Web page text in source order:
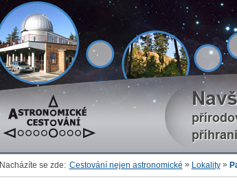
Astronomické cestování
Nacházíte se zde: Cestování nejen astronomické » Lokality»